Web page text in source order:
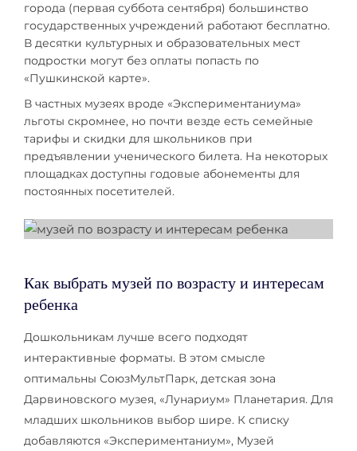
города (первая суббота сентября) большинство
государственных учреждений работают бесплатно.
В десятки культурных и образовательных мест
подростки могут без оплаты попасть по
«Пушкинской карте».
В частных музеях вроде «Экспериментаниума»
льготы скромнее, но почти везде есть семейные
тарифы и скидки для школьников при
предъявлении ученического билета. На некоторых
площадках доступны годовые абонементы для
постоянных посетителей.
Как выбрать музей по возрасту и интересам
ребенка
Дошкольникам лучше всего подходят
интерактивные форматы. В этом смысле
оптимальны СоюзМультПарк, детская зона
Дарвиновского музея, «Лунариум» Планетария. Для
младших школьников выбор шире. К списку
добавляются «Экспериментаниум», Музей